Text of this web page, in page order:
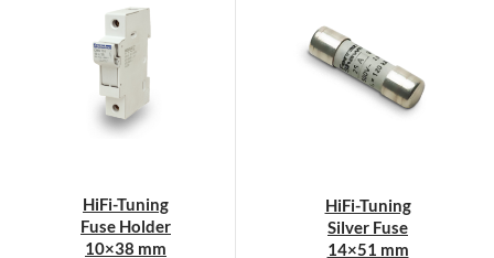
meerdere
variaties.
Deze
optie
kan
gekozen
de
productpagina
HiFi-Tuning
Fuse Holder
10×38 mm
HiFi-Tuning
Silver Fuse
14×51 mm